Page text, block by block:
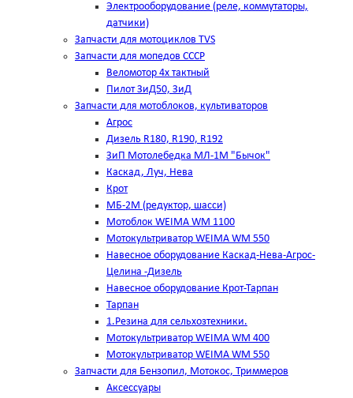
Электрооборудование (реле, коммутаторы,
датчики)
Запчасти для мотоциклов TVS
Запчасти для мопедов СССР
Веломотор 4х тактный
Пилот ЗиД50, ЗиД
Запчасти для мотоблоков, культиваторов
Агрос
Дизель R180, R190, R192
ЗиП Мотолебедка МЛ-1М "Бычок"
Каскад, Луч, Нева
Крот
МБ-2М (редуктор, шасси)
Мотоблок WEIMA WM 1100
Мотокультриватор WEIMA WM 550
Навесное оборудование Каскад-Нева-Агрос-
Целина -Дизель
Навесное оборудование Крот-Тарпан
Тарпан
1.Резина для сельхозтехники.
Мотокультриватор WEIMA WM 400
Мотокультриватор WEIMA WM 550
Запчасти для Бензопил, Мотокос, Триммеров
Аксессуары